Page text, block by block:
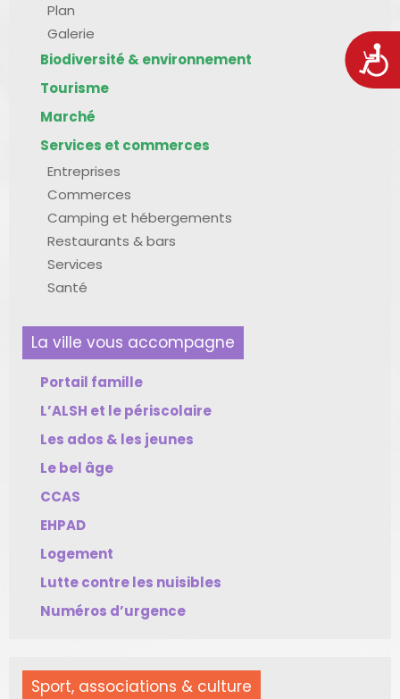
Plan
Galerie
Biodiversité & environnement
Tourisme
Marché
Services et commerces
Entreprises
Commerces
Camping et hébergements
Restaurants & bars
Services
Santé
La ville vous accompagne
Portail famille
L’ALSH et le périscolaire
Les ados & les jeunes
Le bel âge
CCAS
EHPAD
Logement
Lutte contre les nuisibles
Numéros d’urgence
Sport, associations & culture